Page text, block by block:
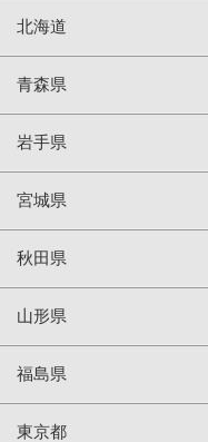
北海道
青森県
岩手県
宮城県
秋田県
山形県
福島県
東京都